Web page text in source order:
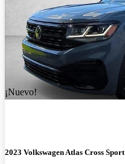
¡Nuevo!
2023 Volkswagen Atlas Cross Sport